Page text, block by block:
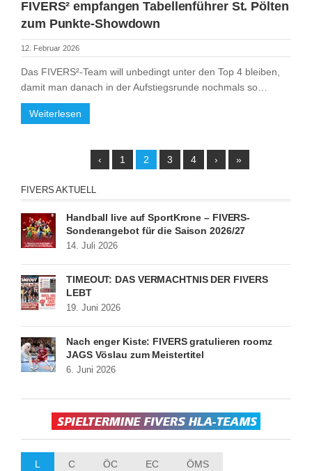
FIVERS² empfangen Tabellenführer St. Pölten
zum Punkte-Showdown
12. Februar 2026
Das FIVERS²-Team will unbedingt unter den Top 4 bleiben,
damit man danach in der Aufstiegsrunde nochmals so…
Weiterlesen
‹ 1 2 3 4 › »
FIVERS AKTUELL
Handball live auf SportKrone – FIVERS-
Sonderangebot für die Saison 2026/27
14. Juli 2026
TIMEOUT: DAS VERMÄCHTNIS DER FIVERS
LEBT
19. Juni 2026
Nach enger Kiste: FIVERS gratulieren roomz
JAGS Vöslau zum Meistertitel
6. Juni 2026
L C ÖC EC ÖMS